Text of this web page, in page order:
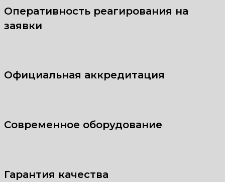
Оперативность реагирования на
заявки
Официальная аккредитация
Современное оборудование
Гарантия качества